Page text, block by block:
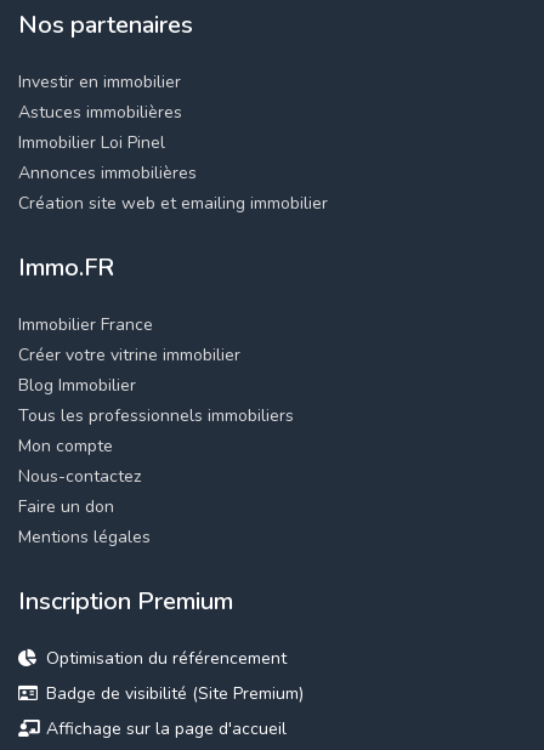
Nos partenaires
Investir en immobilier
Astuces immobilières
Immobilier Loi Pinel
Annonces immobilières
Création site web et emailing immobilier
Immo.FR
Immobilier France
Créer votre vitrine immobilier
Blog Immobilier
Tous les professionnels immobiliers
Mon compte
Nous-contactez
Faire un don
Mentions légales
Inscription Premium
Optimisation du référencement
Badge de visibilité (Site Premium)
Affichage sur la page d'accueil